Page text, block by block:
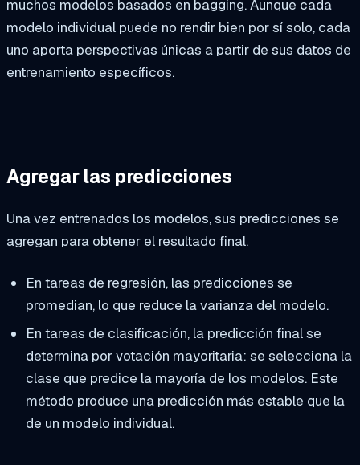
muchos modelos basados en bagging. Aunque cada
modelo individual puede no rendir bien por sí solo, cada
uno aporta perspectivas únicas a partir de sus datos de
entrenamiento específicos.
Agregar las predicciones
Una vez entrenados los modelos, sus predicciones se
agregan para obtener el resultado final.
En tareas de regresión, las predicciones se
promedian, lo que reduce la varianza del modelo.
En tareas de clasificación, la predicción final se
determina por votación mayoritaria: se selecciona la
clase que predice la mayoría de los modelos. Este
método produce una predicción más estable que la
de un modelo individual.